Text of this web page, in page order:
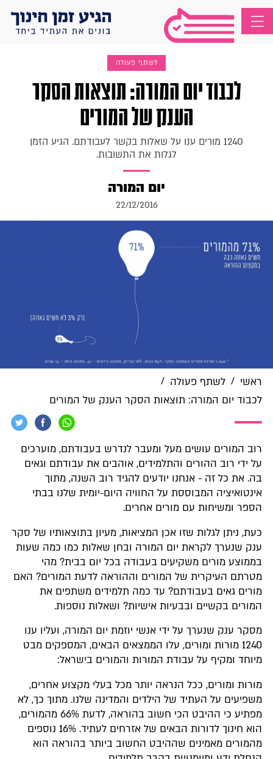
לשתף פעולה
לכבוד יום המורה: תוצאות הסקר
הענק של המורים
1240 מורים ענו על שאלות בקשר לעבודתם. הגיע הזמן
לגלות את התשובות.
יום המורה
22/12/2016
ראשי / לשתף פעולה /
לכבוד יום המורה: תוצאות הסקר הענק של המורים
רוב המורים עושים מעל ומעבר לנדרש בעבודתם, מוערכים
על ידי רוב ההורים והתלמידים, אוהבים את עבודתם וגאים
בה. את כל זה - אנחנו יודעים להגיד רוב השנה, מתוך
אינטואיציה המבוססת על החוויה היום-יומית שלנו בבתי
הספר ומשיחות עם מורים אחרים.
כעת, ניתן לגלות שזו אכן המציאות, מעיון בתוצאותיו של סקר
ענק שנערך לקראת יום המורה ובחן שאלות כמו כמה שעות
בממוצע מורים משקיעים בעבודה בכל יום בבית? מהי
מטרתם העיקרית של המורים וההוראה לדעת המורים? האם
מורים גאים בעבודתם? עד כמה תלמידים משתפים את
המורים בקשיים ובבעיות אישיות? ושאלות נוספות.
מסקר ענק שנערך על ידי אנשי יוזמת יום המורה, ועליו ענו
1240 מורות ומורים, עלו הממצאים הבאים, המספקים מבט
מיוחד ומקיף על עבודת המורות והמורים בישראל:
מורות ומורים, ככל הנראה יותר מכל בעלי מקצוע אחרים,
משפיעים על העתיד של הילדים והמדינה שלנו. מתוך כך, לא
מפתיע כי ההיבט הכי חשוב בהוראה, לדעת 66% מהמורים,
הוא חינוך לדורות הבאים של אזרחים לעתיד. 16% נוספים
מהמורים מאמינים שההיבט החשוב ביותר בהוראה הוא